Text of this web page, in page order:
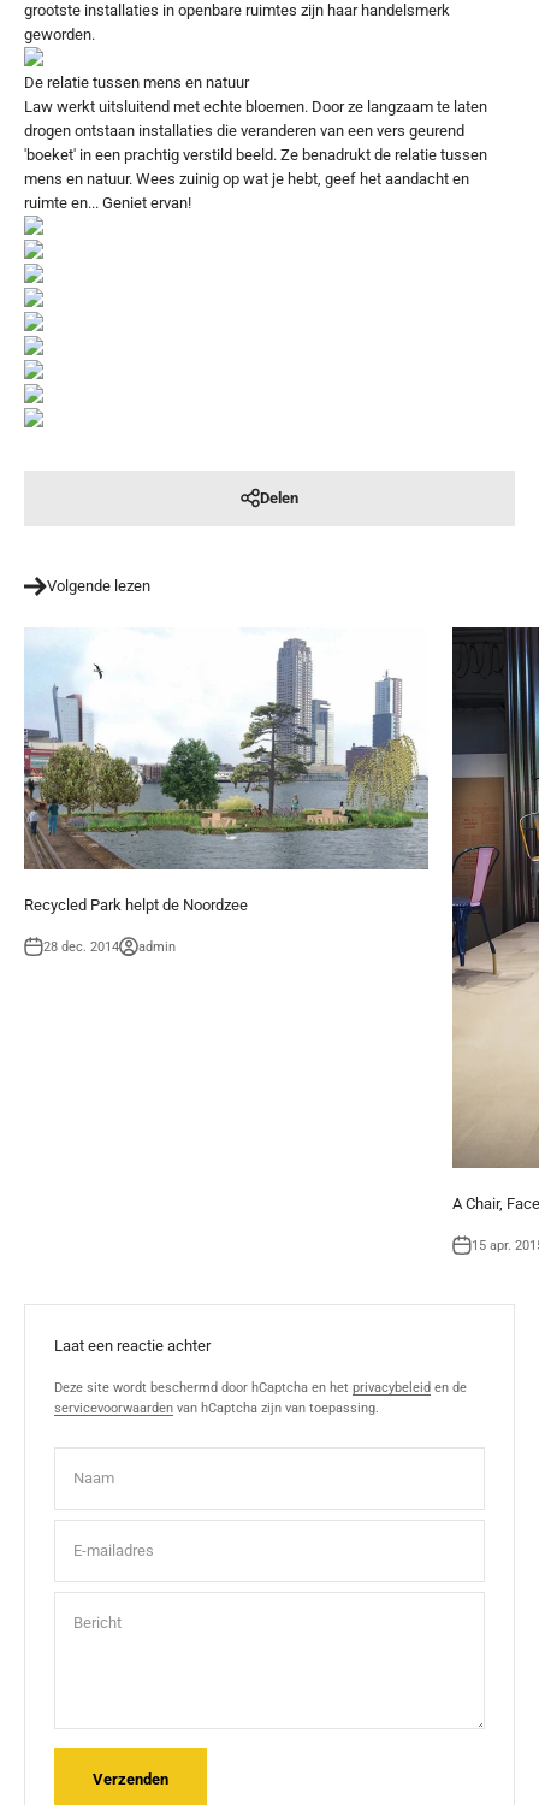
grootste installaties in openbare ruimtes zijn haar handelsmerk
geworden.
De relatie tussen mens en natuur
Law werkt uitsluitend met echte bloemen. Door ze langzaam te laten
drogen ontstaan installaties die veranderen van een vers geurend
'boeket' in een prachtig verstild beeld. Ze benadrukt de relatie tussen
mens en natuur. Wees zuinig op wat je hebt, geef het aandacht en
ruimte en... Geniet ervan!
Delen
Volgende lezen
Recycled Park helpt de Noordzee
28 dec. 2014 admin
A Chair,
15 apr.
Laat een reactie achter
Deze site wordt beschermd door hCaptcha en het privacybeleid en de
servicevoorwaarden van hCaptcha zijn van toepassing.
Naam
E-mailadres
Bericht
Verzenden